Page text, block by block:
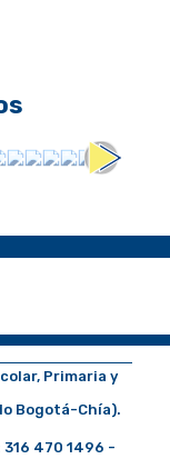
Primaria y
Bogotá-Chía).
316 470 1496 -